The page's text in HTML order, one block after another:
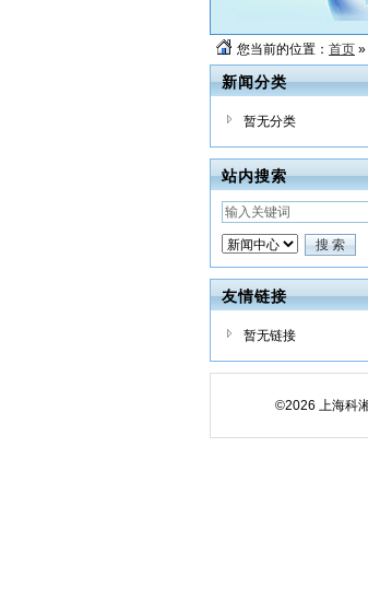
您当前的位置： 首页 »
新闻分类
暂无分类
站内搜索
友情链接
暂无链接
©2026 上海科